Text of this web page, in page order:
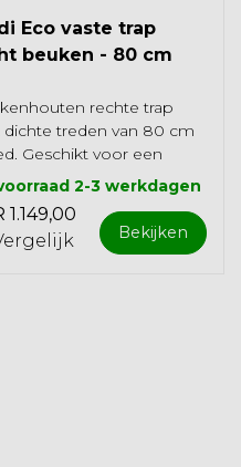
Eco vaste trap
beuken - 80 cm
rechte trap
treden van 80 cm
Geschikt voor een
tot-verdieping
van 280 c...
2-3 werkdagen
1.149,00
Bekijken